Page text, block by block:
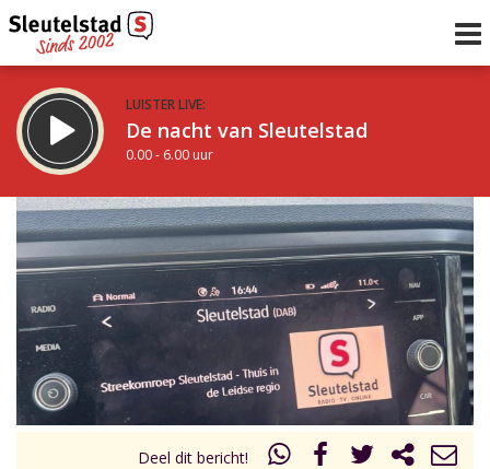
LUISTER LIVE:
De nacht van Sleutelstad
0.00 - 6.00 uur
STRAKS:
De ochtend van Sleutelstad
6.00 - 12.00 uur
Vorig uur
uur 1 van 0 Volgend uur
Deel dit bericht!